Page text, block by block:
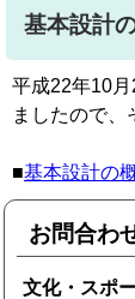
基本設計
平成22年10
ましたので、
■基本設計の
お問合わ
文化・スポ